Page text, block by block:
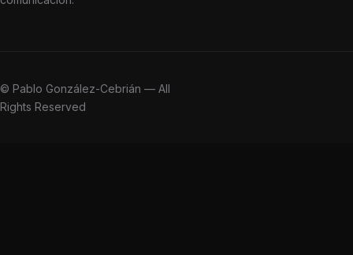
© Pablo González-Cebrián — All
Rights Reserved